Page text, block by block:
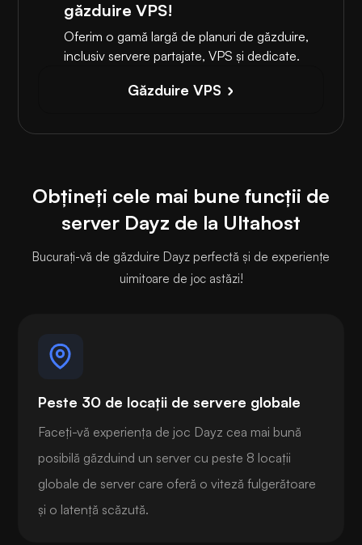
găzduire VPS!
Oferim o gamă largă de planuri de găzduire,
inclusiv servere partajate, VPS și dedicate.
Găzduire VPS
Obțineți cele mai bune funcții de
server Dayz de la Ultahost
Bucurați-vă de găzduire Dayz perfectă și de experiențe
uimitoare de joc astăzi!
Peste 30 de locații de servere globale
Faceți-vă experiența de joc Dayz cea mai bună
posibilă găzduind un server cu peste 8 locații
globale de server care oferă o viteză fulgerătoare
și o latență scăzută.